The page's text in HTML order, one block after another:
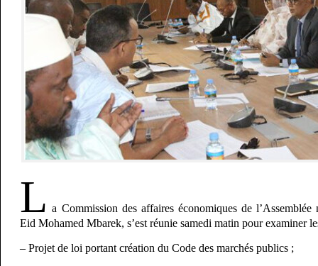
L a Commission des affaires économiques de
Eid Mohamed Mbarek, s’est réunie samedi matin pour examiner
– Projet de loi portant création du Code des marchés publics ;